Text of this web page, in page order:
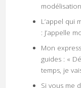
L’appel qui
: J’appelle
Mon
guides : «
temps, je
Si vous me